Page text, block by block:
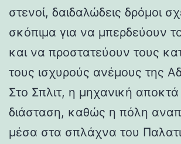
στενοί, δαιδαλώδεις δρόμοι
σκόπιμα για να μπερδεύουν
και να προστατεύουν τους
τους ισχυρούς ανέμους της
Στο Σπλιτ, η μηχανική
διάσταση, καθώς η πόλη
μέσα στα σπλάχνα του